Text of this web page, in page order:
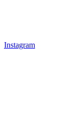
Instagram